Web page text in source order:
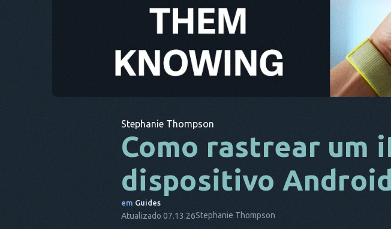
Stephanie Thompson
Como rastrear um
dispositivo
em Guides
Atualizado 07.13.26Stephanie Thompson